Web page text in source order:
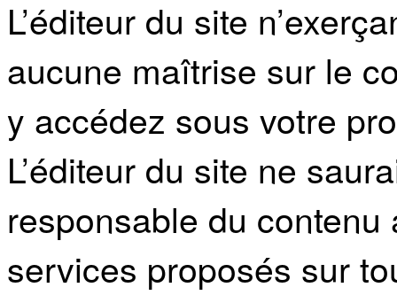
L’éditeur du site
aucune maîtrise sur le
y accédez sous votre
L’éditeur du site ne
responsable du
services proposés sur